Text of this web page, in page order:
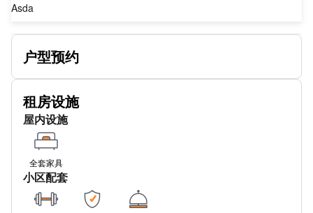
Asda
SUBWAY
SUBWAY
SUBWAY
SUBWAY
Bootle Street Police Station
SUBWAY
SUBWAY
户型预约
租房设施
屋内设施
全套家具
小区配套